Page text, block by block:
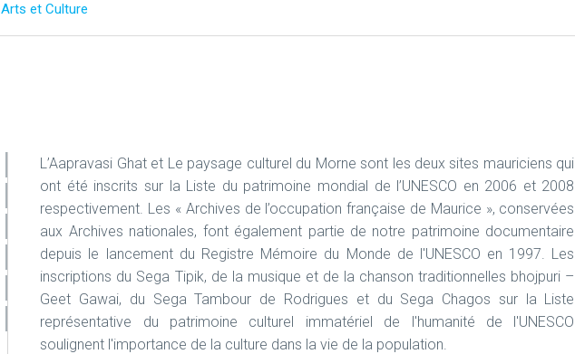
Arts et Culture
L’Aapravasi Ghat et Le paysage culturel du Morne sont les deux sites mauriciens qui
ont été inscrits sur la Liste du patrimoine mondial de l’UNESCO en 2006 et 2008
respectivement. Les « Archives de l’occupation française de Maurice », conservées
aux Archives nationales, font également partie de notre patrimoine documentaire
depuis le lancement du Registre Mémoire du Monde de l'UNESCO en 1997. Les
inscriptions du Sega Tipik, de la musique et de la chanson traditionnelles bhojpuri –
Geet Gawai, du Sega Tambour de Rodrigues et du Sega Chagos sur la Liste
représentative du patrimoine culturel immatériel de l'humanité de l'UNESCO
soulignent l'importance de la culture dans la vie de la population.